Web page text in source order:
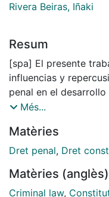
Rivera Beiras, Iñaki
Resum
[spa] El presente
influencias y
penal en el
nacionalidades
partida indica que el
derecho puro, sino
enriqueciéndose
históricos,
Més...
Matèries
Dret penal, Dret
Matèries (anglès)
Criminal law,